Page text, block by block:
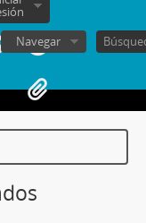
Navegar